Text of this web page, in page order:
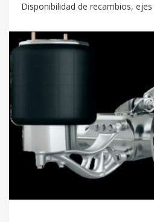
Disponibilidad de recambios,